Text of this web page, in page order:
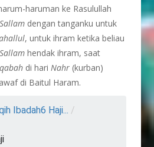
haruman ke Rasulullah
dengan tanganku untuk
, untuk ihram ketika beliau
hendak ihram, saat
di hariNahr (kurban)
di Baitul Haram.
Ibadah6 Haji... /